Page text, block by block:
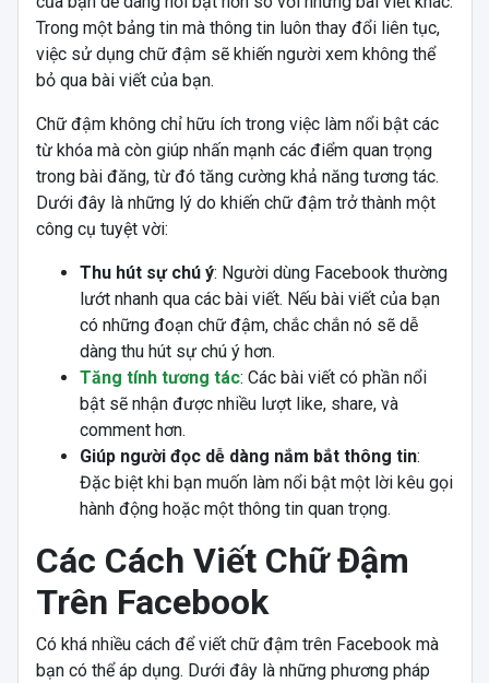
Trong một bảng tin mà thông tin luôn thay đổi liên tục,
việc sử dụng chữ đậm sẽ khiến người xem không thể
bỏ qua bài viết của bạn.
Chữ đậm không chỉ hữu ích trong việc làm nổi bật các
từ khóa mà còn giúp nhấn mạnh các điểm quan trọng
trong bài đăng, từ đó tăng cường khả năng tương tác.
Dưới đây là những lý do khiến chữ đậm trở thành một
công cụ tuyệt vời:
Thu hút sự chú ý: Người dùng Facebook thường
lướt nhanh qua các bài viết. Nếu bài viết của bạn
có những đoạn chữ đậm, chắc chắn nó sẽ dễ
dàng thu hút sự chú ý hơn.
Tăng tính tương tác: Các bài viết có phần nổi
bật sẽ nhận được nhiều lượt like, share, và
comment hơn.
Giúp người đọc dễ dàng nắm bắt thông tin:
Đặc biệt khi bạn muốn làm nổi bật một lời kêu gọi
hành động hoặc một thông tin quan trọng.
Các Cách Viết Chữ Đậm
Trên Facebook
Có khá nhiều cách để viết chữ đậm trên Facebook mà
bạn có thể áp dụng. Dưới đây là những phương pháp